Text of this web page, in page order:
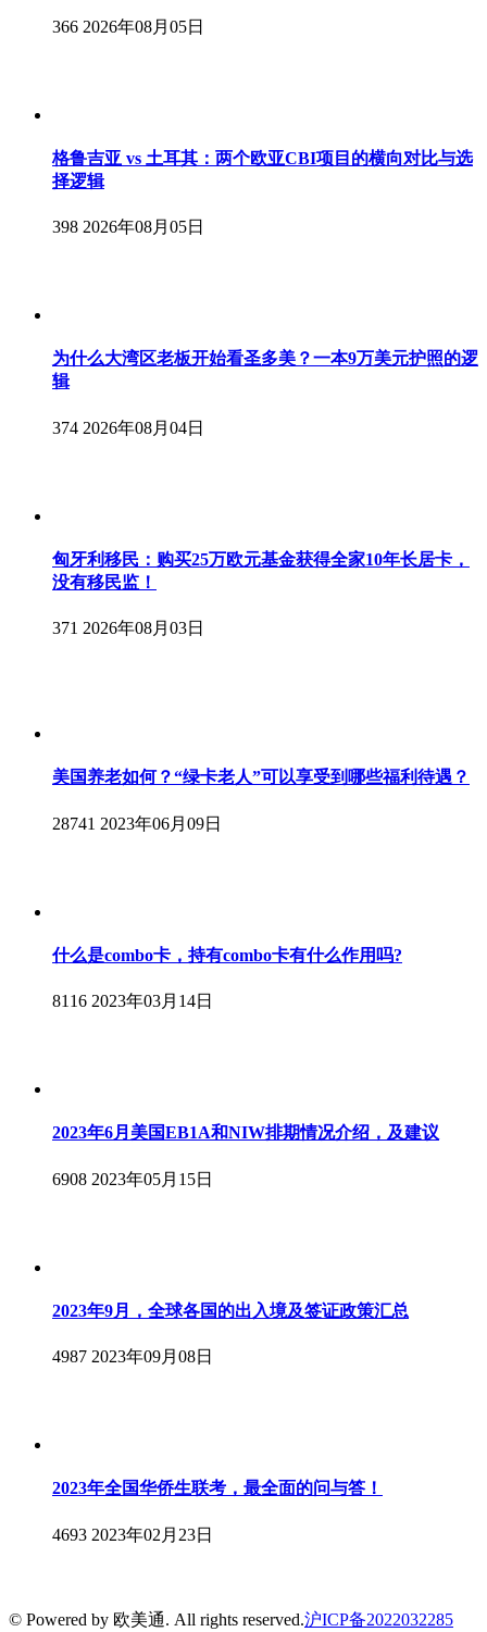
366 2026年08月05日
格鲁吉亚 vs 土耳其：两个欧亚CBI项目的横向对比与选
择逻辑
398 2026年08月05日
为什么大湾区老板开始看圣多美？一本9万美元护照的逻
辑
374 2026年08月04日
匈牙利移民：购买25万欧元基金获得全家10年长居卡，
没有移民监！
371 2026年08月03日
美国养老如何？“绿卡老人”可以享受到哪些福利待遇？
28741 2023年06月09日
什么是combo卡，持有combo卡有什么作用吗?
8116 2023年03月14日
2023年6月美国EB1A和NIW排期情况介绍，及建议
6908 2023年05月15日
2023年9月，全球各国的出入境及签证政策汇总
4987 2023年09月08日
2023年全国华侨生联考，最全面的问与答！
4693 2023年02月23日
© Powered by 欧美通. All rights reserved.沪ICP备2022032285